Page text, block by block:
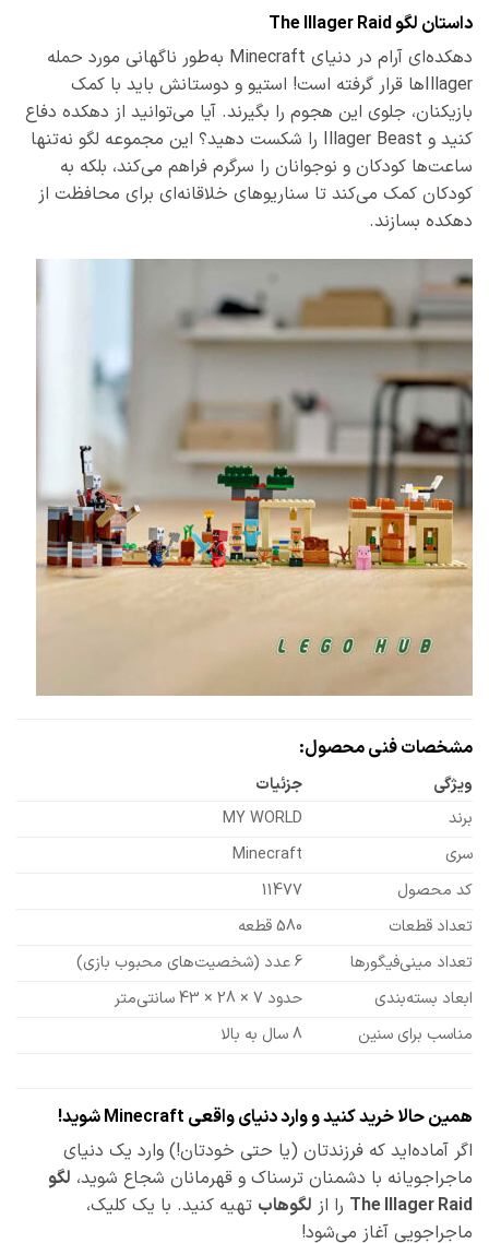
داستان لگو The Illager Raid
دهکده‌ای آرام در دنیای Minecraft به‌طور ناگهانی مورد حمله
Illagerها قرار گرفته است! استیو و دوستانش باید با کمک
بازیکنان، جلوی این هجوم را بگیرند. آیا می‌توانید از دهکده دفاع
کنید و Illager Beast را شکست دهید؟ این مجموعه لگو نه‌تنها
ساعت‌ها کودکان و نوجوانان را سرگرم فراهم می‌کند، بلکه به
کودکان کمک می‌کند تا سناریوهای خلاقانه‌ای برای محافظت از
دهکده بسازند.
مشخصات فنی محصول:
ویژگی
جزئیات
برند
MY WORLD
سری
Minecraft
کد محصول
11477
تعداد قطعات
580 قطعه
تعداد مینی‌فیگورها
ابعاد بسته‌بندی
حدود 7 × 28 × 43 سانتی‌متر
مناسب برای سنین
همین حالا خرید کنید و وارد دنیای واقعی Minecraft شوید!
اگر آماده‌اید که فرزندتان (یا حتی خودتان!) وارد یک دنیای
ماجراجویانه با دشمنان ترسناک و قهرمانان شجاع شوید،لگو
The Illager Raidرا از لگوهابتهیه کنید. با یک کلیک،
ماجراجویی آغاز می‌شود!